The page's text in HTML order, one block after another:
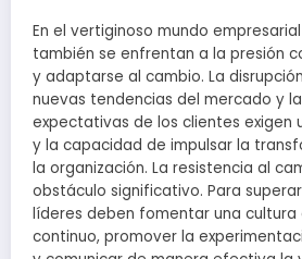
En el vertiginoso mundo
también se enfrentan a la presión
y adaptarse al cambio. La
nuevas tendencias del mercado y
expectativas de los clientes exigen
y la capacidad de impulsar la
la organización. La resistencia al
obstáculo significativo. Para
líderes deben fomentar una cultura
continuo, promover la